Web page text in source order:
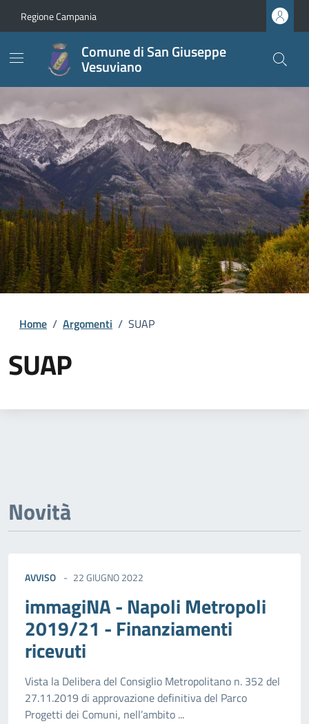
Regione Campania
Comune di San Giuseppe
Vesuviano
Home / Argomenti / SUAP
SUAP
Dettagli della notizia
Novità
AVVISO 22 GIUGNO 2022
immagiNA - Napoli Metropoli
2019/21 - Finanziamenti
ricevuti
Vista la Delibera del Consiglio Metropolitano n. 352 del
27.11.2019 di approvazione definitiva del Parco
Progetti dei Comuni, nell’ambito ...